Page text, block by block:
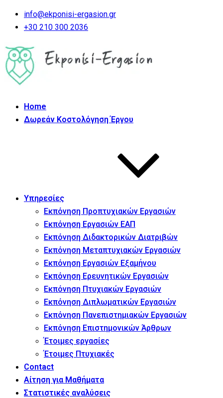
info@ekponisi-ergasion.gr
+30 210 300 2036
Home
Δωρεάν Κοστολόγηση Έργου
Υπηρεσίες
Εκπόνηση Προπτυχιακών Εργασιών
Εκπόνηση Εργασιών ΕΑΠ
Εκπόνηση Διδακτορικών Διατριβών
Εκπόνηση Μεταπτυχιακών Εργασιών
Εκπόνηση Εργασιών Εξαμήνου
Εκπόνηση Ερευνητικών Εργασιών
Εκπόνηση Πτυχιακών Εργασιών
Εκπόνηση Διπλωματικών Εργασιών
Εκπόνηση Πανεπιστημιακών Εργασιών
Εκπόνηση Επιστημονικών Άρθρων
Έτοιμες εργασίες
Έτοιμες Πτυχιακές
Contact
Αίτηση για Μαθήματα
Στατιστικές αναλύσεις